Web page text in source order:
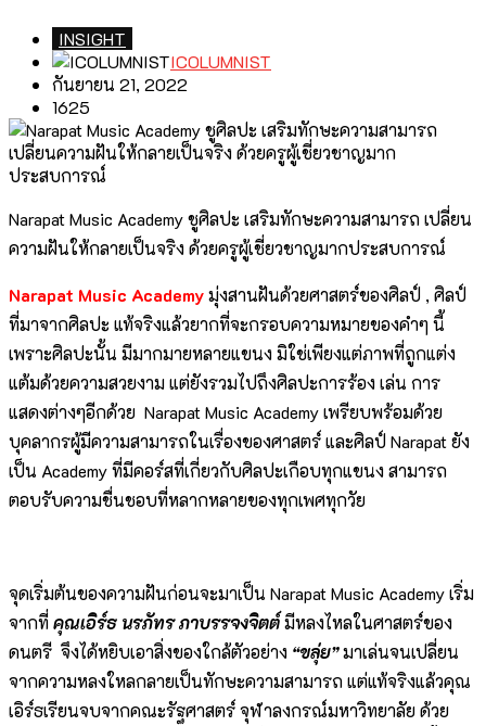
INSIGHT
ICOLUMNIST
กันยายน 21, 2022
1625
Narapat Music Academy ชูศิลปะ เสริมทักษะความสามารถ เปลี่ยน
ความฝันให้กลายเป็นจริง ด้วยครูผู้เชี่ยวชาญมากประสบการณ์
Narapat Music Academyมุ่งสานฝันด้วยศาสตร์ของศิลป์ , ศิลป์
ที่มาจากศิลปะ แท้จริงแล้วยากที่จะกรอบความหมายของคำๆ นี้
เพราะศิลปะนั้น มีมากมายหลายแขนง มิใช่เพียงแต่ภาพที่ถูกแต่ง
แต้มด้วยความสวยงาม แต่ยังรวมไปถึงศิลปะการร้อง เล่น การ
แสดงต่างๆอีกด้วย Narapat Music Academy เพรียบพร้อมด้วย
บุคลากรผู้มีความสามารถในเรื่องของศาสตร์ และศิลป์ Narapat ยัง
เป็น Academy ที่มีคอร์สที่เกี่ยวกับศิลปะเกือบทุกแขนง สามารถ
ตอบรับความชื่นชอบที่หลากหลายของทุกเพศทุกวัย
จุดเริ่มต้นของความฝันก่อนจะมาเป็น Narapat Music Academy เริ่ม
จากที่คุณเอิร์ธ นรภัทร ภาบรรจงจิตต์มีหลงไหลในศาสตร์ของ
ดนตรี จึงได้หยิบเอาสิ่งของใกล้ตัวอย่าง “ขลุ่ย”มาเล่นจนเปลี่ยน
จากความหลงใหลกลายเป็นทักษะความสามารถ แต่แท้จริงแล้วคุณ
เอิร์ธเรียนจบจากคณะรัฐศาสตร์ จุฬาลงกรณ์มหาวิทยาลัย ด้วย